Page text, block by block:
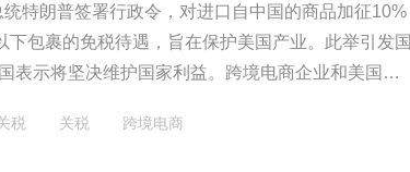
特朗普签署行政令，对进口自中国的商品加征10%
下包裹的免税待遇，旨在保护美国产业。此举引发国
表示将坚决维护国家利益。跨境电商企业和美国消
关系紧张加剧，全球关注其影响。
税 关税 跨境电商